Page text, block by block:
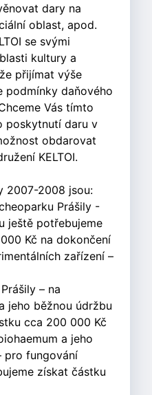
dary na
oblast, apod.
se svými
kultury a
přijímat výše
podmínky daňového
Vás tímto
poskytnutí daru v
obdarovat
KELTOI.
2007-2008 jsou:
Prášily -
ještě potřebujeme
Kč na dokončení
zařízení –
– na
jeho běžnou údržbu
cca 200 000 Kč
a jeho
pro fungování
získat částku